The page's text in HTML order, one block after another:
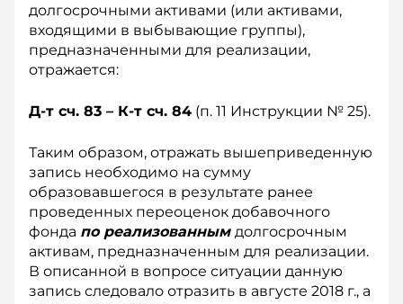
долгосрочными активами (или активами,
входящими в выбывающие группы),
предназначенными для реализации,
отражается:
Д-т сч. 83 – К-т сч. 84 (п. 11 Инструкции № 25).
Таким образом, отражать вышеприведенную
запись необходимо на сумму
образовавшегося в результате ранее
проведенных переоценок добавочного
фонда по реализованным долгосрочным
активам, предназначенным для реализации.
В описанной в вопросе ситуации данную
запись следовало отразить в августе 2018 г., а